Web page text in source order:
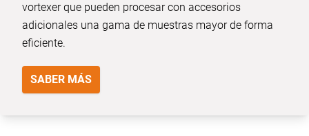
vortexer que pueden procesar con accesorios
adicionales una gama de muestras mayor de forma
eficiente.
SABER MÁS